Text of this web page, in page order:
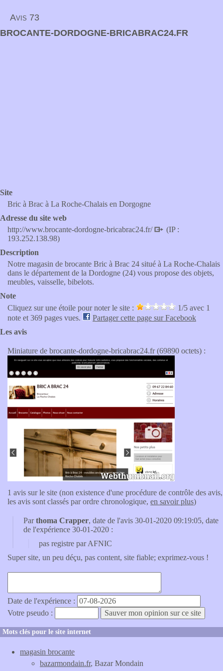
Avis 73
BROCANTE-DORDOGNE-BRICABRAC24.FR
Site
Bric à Brac à La Roche-Chalais en Dorgogne
Adresse du site web
http://www.brocante-dordogne-bricabrac24.fr/
(IP :
193.252.138.98)
Description
Notre magasin de brocante Bric à Brac 24 situé à La Roche-Chalais
dans le département de la Dordogne (24) vous propose des objets,
meubles, vaisselle, bibelots.
Note
Cliquez sur une étoile pour noter le site :
1/5 avec 1
note et 369 pages vues.
Partager cette page sur Facebook
Les avis
Miniature de brocante-dordogne-bricabrac24.fr (69890 octets) :
1 avis sur le site (non existence d'une procédure de contrôle des avis,
les avis sont classés par ordre chronologique, en savoir plus)
Parthoma Crapper, date de l'avis 30-01-2020 09:19:05, date
de l'expérience 30-01-2020 :
pas registre par AFNIC
Super site, un peu déçu, pas content, site fiable; exprimez-vous !
Date de l'expérience :
Votre pseudo :
Mots clés pour le site internet
magasin brocante
bazarmondain.fr, Bazar Mondain